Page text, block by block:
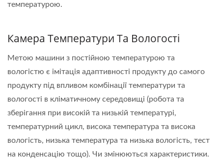
температурою.
Камера Температури Та Вологості
Метою машини з постійною температурою та
вологістю є імітація адаптивності продукту до самого
продукту під впливом комбінації температури та
вологості в кліматичному середовищі (робота та
зберігання при високій та низькій температурі,
температурний цикл, висока температура та висока
вологість, низька температура та низька вологість, тест
на конденсацію тощо). Чи змінюються характеристики.